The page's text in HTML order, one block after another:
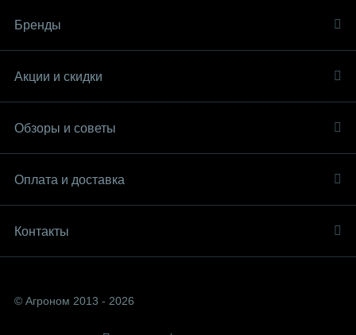
Бренды
Акции и скидки
Обзоры и советы
Оплата и доставка
Контакты
© Агроном 2013 - 2026